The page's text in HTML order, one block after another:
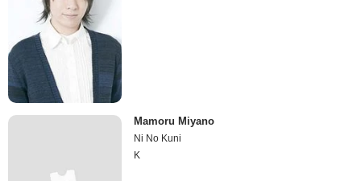
Mamoru Miyano
Ni No Kuni
K